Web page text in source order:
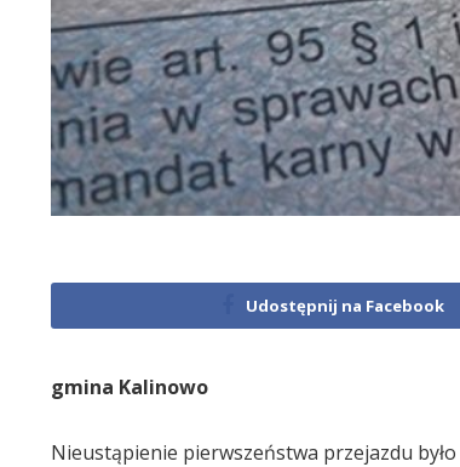
Udostępnij na Facebook
gmina Kalinowo
Nieustąpienie pierwszeństwa przejazdu